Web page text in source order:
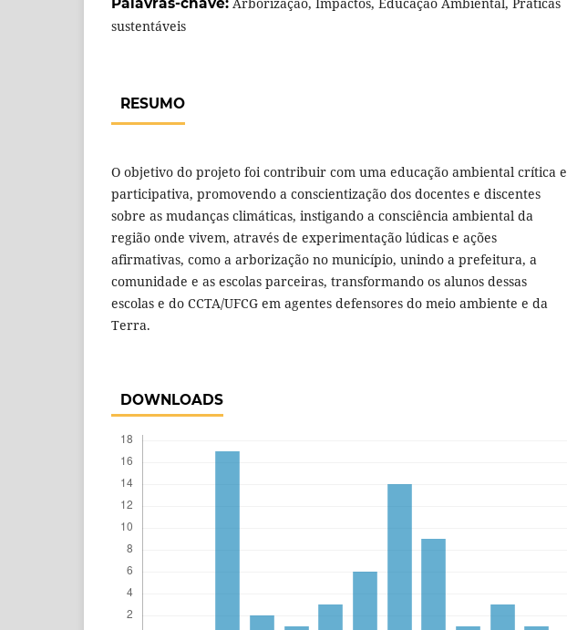
sustentáveis
RESUMO
O objetivo do projeto foi contribuir com uma educação ambiental crítica e
participativa, promovendo a conscientização dos docentes e discentes
sobre as mudanças climáticas, instigando a consciência ambiental da
região onde vivem, através de experimentação lúdicas e ações
afirmativas, como a arborização no município, unindo a prefeitura, a
comunidade e as escolas parceiras, transformando os alunos dessas
escolas e do CCTA/UFCG em agentes defensores do meio ambiente e da
Terra.
DOWNLOADS